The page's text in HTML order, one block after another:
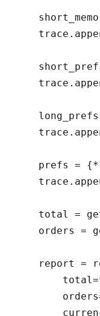
prefs =
total =
orders =
report =